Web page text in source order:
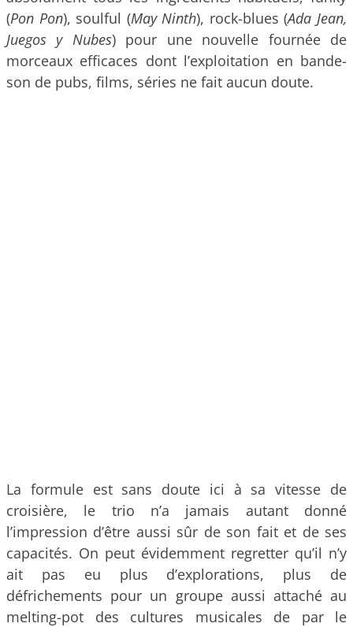
(Pon Pon), soulful (May Ninth), rock-blues (Ada Jean,
Juegos y Nubes) pour une nouvelle fournée de
morceaux efficaces dont l’exploitation en bande-
son de pubs, films, séries ne fait aucun doute.
La formule est sans doute ici à sa vitesse de
croisière, le trio n’a jamais autant donné
l’impression d’être aussi sûr de son fait et de ses
capacités. On peut évidemment regretter qu’il n’y
ait pas eu plus d’explorations, plus de
défrichements pour un groupe aussi attaché au
melting-pot des cultures musicales de par le